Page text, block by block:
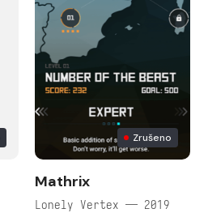
Zrušeno
Mathrix
Lonely Vertex — 2019